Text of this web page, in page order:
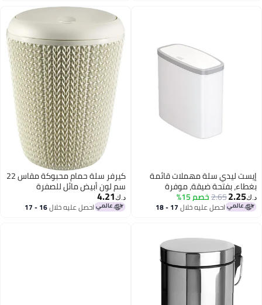
إيست ليدي سلة مهملات قائمة
بغطاء، بفتحة ضيقة، موفرة
للمساحة، مناسبة للمطبخ والحمام
وغرفة النوم والمكتب، باللونين
د.ك‏2.25
2.65خصم 15%
احصل عليه خلال 17 - 18
كيرفر سلة حمام محبوكة مقاس 22
سم لون أبيض مائل للصفرة
د.ك‏4.21
احصل عليه خلال 16 - 17